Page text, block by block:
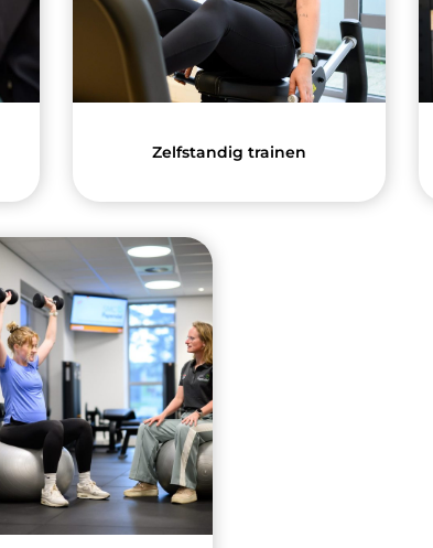
Zelfstandig trainen